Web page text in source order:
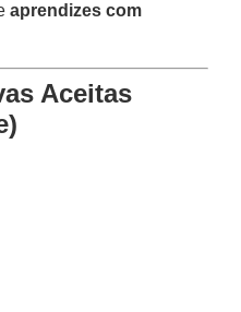
aprendizes com
Aceitas